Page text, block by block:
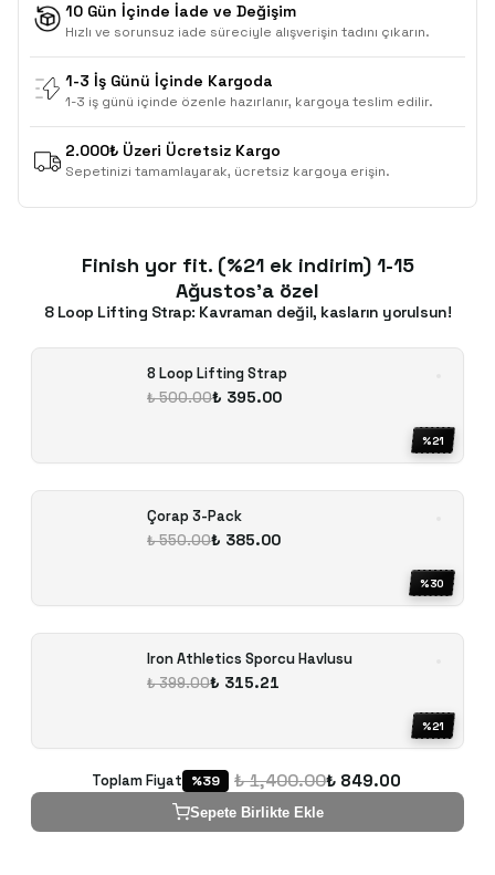
10 Gün İçinde İade ve Değişim
Hızlı ve sorunsuz iade süreciyle alışverişin tadını çıkarın.
1-3 İş Günü İçinde Kargoda
1-3 iş günü içinde özenle hazırlanır, kargoya teslim edilir.
2.000₺ Üzeri Ücretsiz Kargo
Sepetinizi tamamlayarak, ücretsiz kargoya erişin.
Finish yor fit. (%21 ek indirim) 1-15
Ağustos'a özel
8 Loop Lifting Strap: Kavraman değil, kasların yorulsun!
8 Loop Lifting Strap
₺ 500.00₺ 395.00
%21
Çorap 3-Pack
₺ 550.00₺ 385.00
%30
Iron Athletics Sporcu Havlusu
₺ 399.00₺ 315.21
%21
Toplam Fiyat %39 ₺ 1,400.00₺ 849.00
Sepete Birlikte Ekle